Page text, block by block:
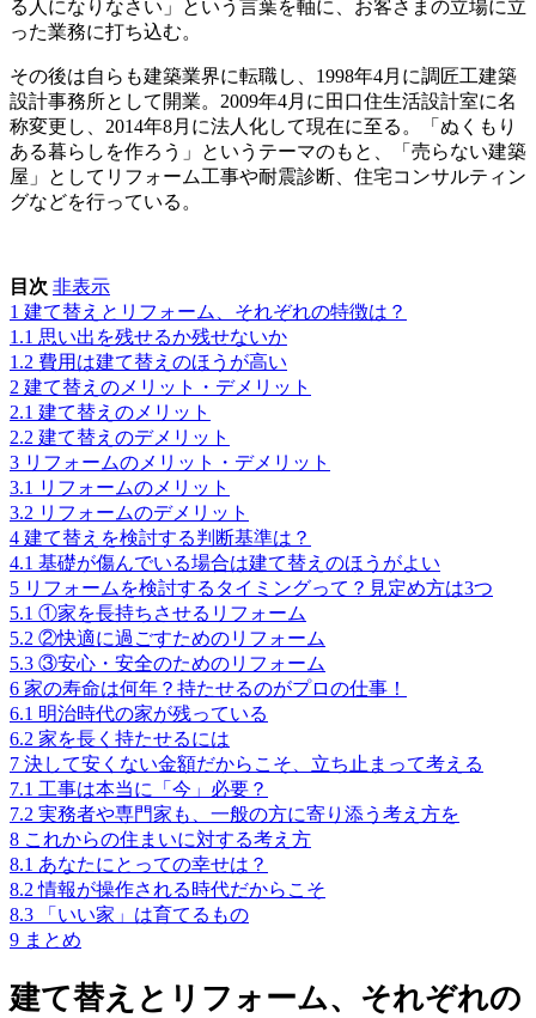
る人になりなさい」
という言葉を軸に、お客さまの立場に立
った業務に打ち込む。
その後は自らも建築業界に転職し、1998年4月に調匠工建築
設計事務所として開業。2009年4月に田口住生活設計室に名
称変更し、2014年8月に法人化して現在に至る。「ぬくもり
ある暮らしを作ろう」というテーマのもと、「売らない建築
屋」としてリフォーム工事や耐震診断、住宅コンサルティン
グなどを行っている。
目次 非表示
1 建て替えとリフォーム、それぞれの特徴は？
1.1 思い出を残せるか残せないか
1.2 費用は建て替えのほうが高い
2 建て替えのメリット・デメリット
2.1 建て替えのメリット
2.2 建て替えのデメリット
3 リフォームのメリット・デメリット
3.1 リフォームのメリット
3.2 リフォームのデメリット
4 建て替えを検討する判断基準は？
4.1 基礎が傷んでいる場合は建て替えのほうがよい
5 リフォームを検討するタイミングって？見定め方は3つ
5.1 ①家を長持ちさせるリフォーム
5.2 ②快適に過ごすためのリフォーム
5.3 ③安心・安全のためのリフォーム
6 家の寿命は何年？持たせるのがプロの仕事！
6.1 明治時代の家が残っている
6.2 家を長く持たせるには
7 決して安くない金額だからこそ、立ち止まって考える
7.1 工事は本当に「今」必要？
7.2 実務者や専門家も、一般の方に寄り添う考え方を
8 これからの住まいに対する考え方
8.1 あなたにとっての幸せは？
8.2 情報が操作される時代だからこそ
8.3
「いい家」は育てるもの
9 まとめ
建て替えとリフォーム、それぞれの